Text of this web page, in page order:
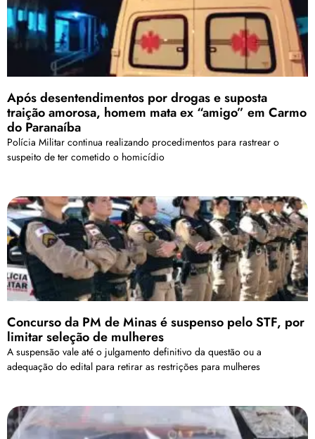
Após desentendimentos por drogas e suposta
traição amorosa, homem mata ex “amigo” em Carmo
do Paranaíba
Polícia Militar continua realizando procedimentos para rastrear o
suspeito de ter cometido o homicídio
Concurso da PM de Minas é suspenso pelo STF, por
limitar seleção de mulheres
A suspensão vale até o julgamento definitivo da questão ou a
adequação do edital para retirar as restrições para mulheres